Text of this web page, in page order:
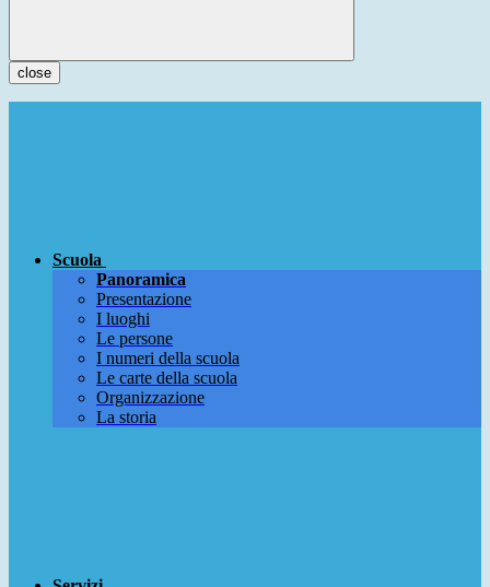
close
Scuola
Panoramica
Presentazione
I luoghi
Le persone
I numeri della scuola
Le carte della scuola
Organizzazione
La storia